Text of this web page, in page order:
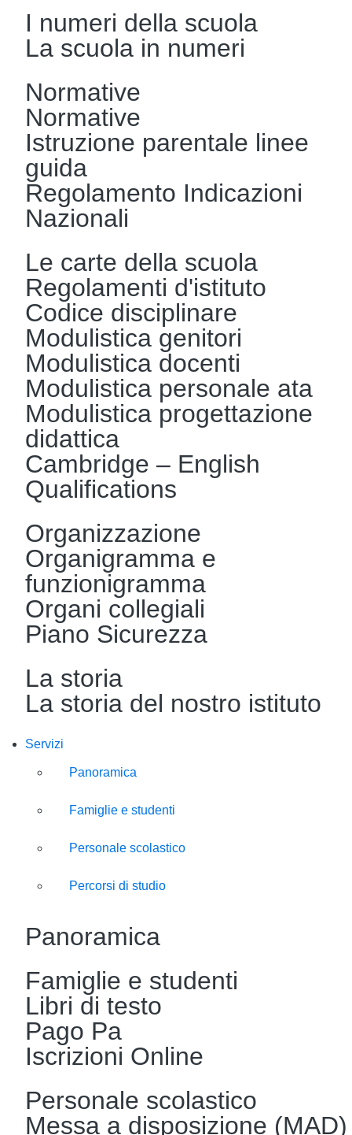
I numeri della scuola
La scuola in numeri
Normative
Normative
Istruzione parentale linee
guida
Regolamento Indicazioni
Nazionali
Le carte della scuola
Regolamenti d'istituto
Codice disciplinare
Modulistica genitori
Modulistica docenti
Modulistica personale ata
Modulistica progettazione
didattica
Cambridge – English
Qualifications
Organizzazione
Organigramma e
funzionigramma
Organi collegiali
Piano Sicurezza
La storia
La storia del nostro istituto
Servizi
Panoramica
Famiglie e studenti
Personale scolastico
Percorsi di studio
Panoramica
Famiglie e studenti
Libri di testo
Pago Pa
Iscrizioni Online
Personale scolastico
Messa a disposizione (MAD)